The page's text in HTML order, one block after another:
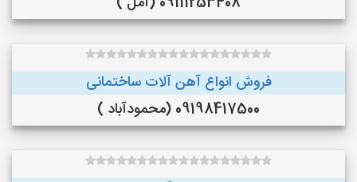
فروش انواع آهن آلات ساختمانی
09198417500 (محمودآباد )